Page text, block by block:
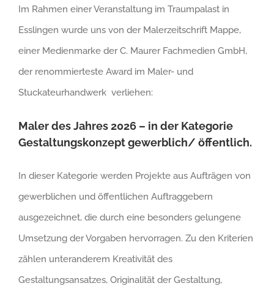
Im Rahmen einer Veranstaltung im Traumpalast in
Esslingen wurde uns von der Malerzeitschrift Mappe,
einer Medienmarke der C. Maurer Fachmedien GmbH,
der renommierteste Award im Maler- und
Stuckateurhandwerk verliehen:
Maler des Jahres 2026 – in der Kategorie
Gestaltungskonzept gewerblich/ öffentlich.
In dieser Kategorie werden Projekte aus Aufträgen von
gewerblichen und öffentlichen Auftraggebern
ausgezeichnet, die durch eine besonders gelungene
Umsetzung der Vorgaben hervorragen. Zu den Kriterien
zählen unteranderem Kreativität des
Gestaltungsansatzes, Originalität der Gestaltung,